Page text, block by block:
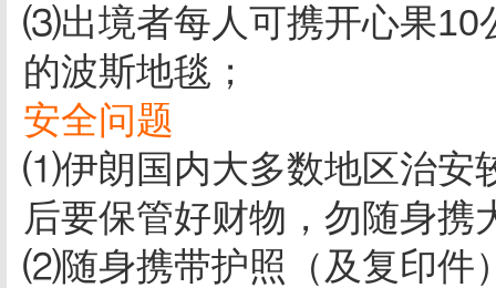
⑶出境者每人可携开心果10
的波斯地毯；
安全问题
⑴伊朗国内大多数地区治安
后要保管好财物，勿随身携
⑵随身携带护照（及复印件